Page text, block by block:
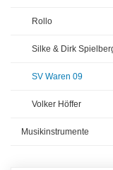
Rollo
Silke & Dirk
SV Waren 09
Volker Höffer
Musikinstrumente